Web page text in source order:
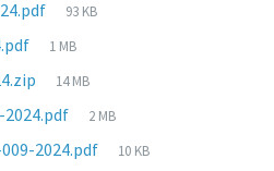
Tamanho
arquivo:
93 KB
Tamanho
arquivo:
1 MB
Tamanho
arquivo:
14 MB
2024.pdf
Tamanho
arquivo:
2 MB
2024.pdf
Tamanho
10 KB